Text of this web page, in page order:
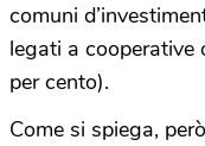
comuni
legati a
per cento).
Come si spiega,